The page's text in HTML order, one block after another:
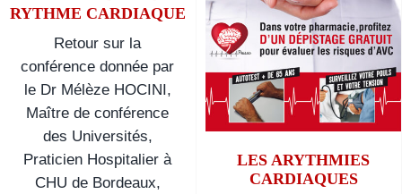
RYTHME CARDIAQUE
Retour sur la
conférence donnée par
le Dr Mélèze HOCINI,
Maître de conférence
des Universités,
Praticien Hospitalier à
CHU de Bordeaux,
Cardiaques
LES ARYTHMIES
CARDIAQUES